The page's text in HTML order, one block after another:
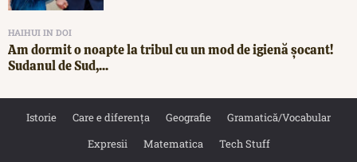
HAIHUI IN DOI
Am dormit o noapte la tribul cu un mod de igienă șocant!
Sudanul de Sud,...
Istorie Care e diferența Geografie
Gramatică/Vocabular
Expresii
Matematica Tech Stuff